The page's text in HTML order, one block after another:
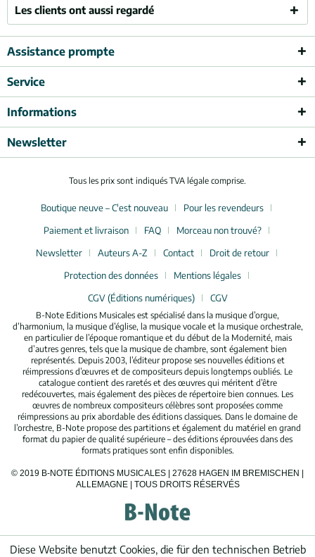
Les clients ont aussi regardé
Assistance prompte
Service
Informations
Newsletter
Tous les prix sont indiqués TVA légale comprise.
Boutique neuve – C'est nouveau
Pour les revendeurs
Paiement et livraison
FAQ
Morceau non trouvé?
Newsletter
Auteurs A-Z Contact
Droit de retour
Protection des données
Mentions légales
CGV (Éditions numériques)
CGV
B-Note Editions Musicales est spécialisé dans la musique d’orgue,
d’harmonium, la musique d’église, la musique vocale et la musique orchestrale,
en particulier de l’époque romantique et du début de la Modernité, mais
d’autres genres, tels que la musique de chambre, sont également bien
représentés. Depuis 2003, l’éditeur propose ses nouvelles éditions et
réimpressions d’œuvres et de compositeurs depuis longtemps oubliés. Le
catalogue contient des raretés et des œuvres qui méritent d’être
redécouvertes, mais également des pièces de répertoire bien connues. Les
œuvres de nombreux compositeurs célèbres sont proposées comme
réimpressions au prix abordable des éditions classiques. Dans le domaine de
l’orchestre, B-Note propose des partitions et également du matériel en grand
format du papier de qualité supérieure – des éditions éprouvées dans des
formats pratiques sont enfin disponibles.
© 2019 B-NOTE ÉDITIONS MUSICALES | 27628 HAGEN IM BREMISCHEN |
ALLEMAGNE | TOUS DROITS RÉSERVÉS
Diese Website benutzt Cookies, die für den technischen Betrieb